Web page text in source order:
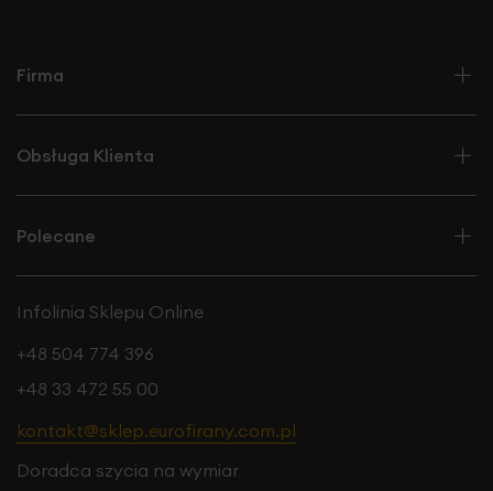
Firma
Obsługa Klienta
Polecane
Infolinia Sklepu Online
+48 504 774 396
+48 33 472 55 00
kontakt@sklep.eurofirany.com.pl
Doradca szycia na wymiar